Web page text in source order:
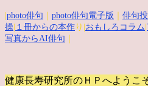
photo俳句 photo俳句電子版 俳句
操 １冊からの本作 り| おもしろコラム
写真からAI俳句
健康長寿研究所のＨＰへようこ